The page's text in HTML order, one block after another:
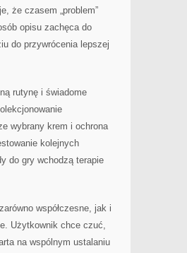
że czasem „problem”
opisu zachęca do
do przywrócenia lepszej
rutynę i świadome
wybrany krem i ochrona
kolejnych
do gry wchodzą terapie
współczesne, jak i
Użytkownik chce czuć,
na wspólnym ustalaniu